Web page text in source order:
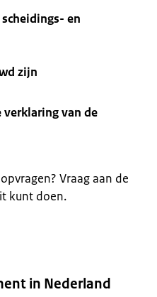
en
zijn
verklaring van de
Vraag aan de
kunt doen.
in Nederland